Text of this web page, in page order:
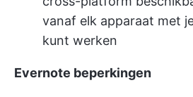
vanaf elk apparaat met
kunt werken
Evernote beperkingen